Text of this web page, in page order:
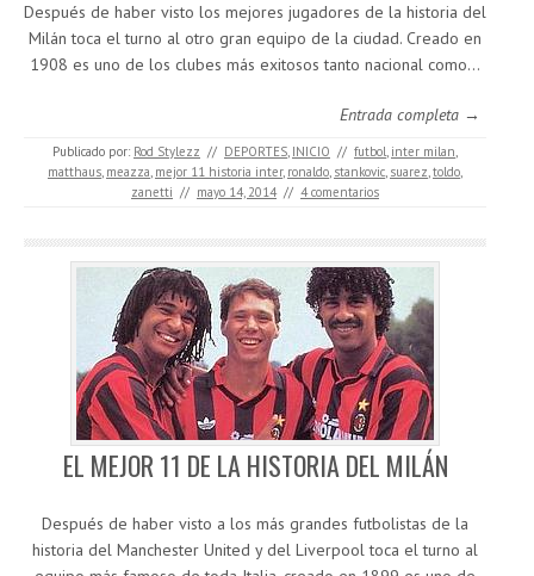
Después de haber visto los mejores jugadores de la historia del
Milán toca el turno al otro gran equipo de la ciudad. Creado en
1908 es uno de los clubes más exitosos tanto nacional como…
Entrada completa →
Publicado por: Rod Stylezz // DEPORTES, INICIO // futbol, inter milan,
matthaus, meazza, mejor 11 historia inter, ronaldo, stankovic, suarez,toldo,
zanetti // mayo 14, 2014 // 4 comentarios
EL MEJOR 11 DE LA HISTORIA DEL MILÁN
Después de haber visto a los más grandes futbolistas de la
historia del Manchester United y del Liverpool toca el turno al